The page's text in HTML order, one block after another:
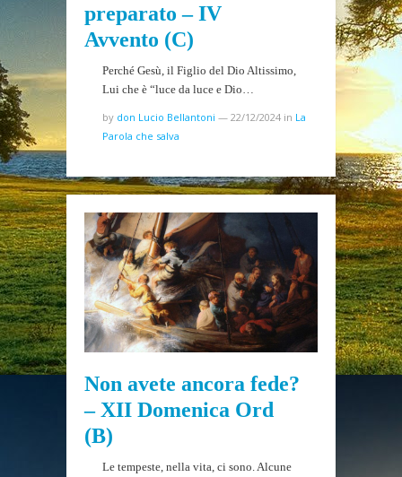
preparato – IV
Avvento (C)
Perché Gesù, il Figlio del Dio Altissimo,
Lui che è “luce da luce e Dio…
by don Lucio Bellantoni — 22/12/2024 in La
Parola che salva
Non avete ancora fede?
– XII Domenica Ord
(B)
Le tempeste, nella vita, ci sono. Alcune